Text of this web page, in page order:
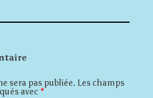
sera pas publiée. Les champs
avec *